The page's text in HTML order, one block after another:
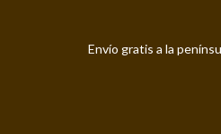
Envío gratis a la